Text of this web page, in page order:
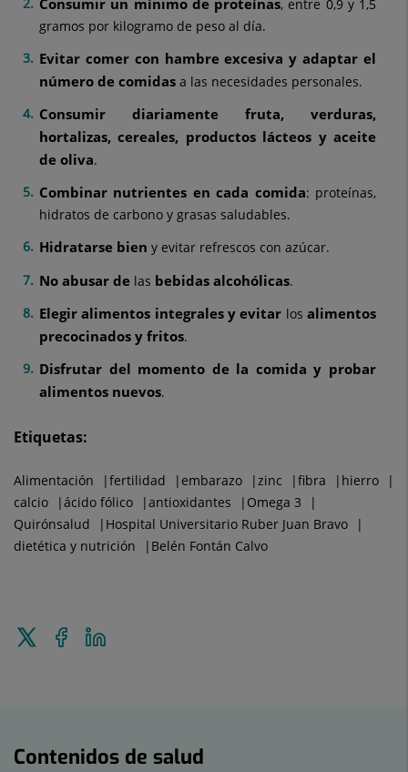
, entre 0,9 y 1,5
gramos por kilogramo de peso al día.
Evitar comer con hambre excesiva y adaptar el
número de comidas a las necesidades personales.
Consumir diariamente fruta, verduras,
hortalizas, cereales, productos lácteos y aceite
de oliva.
Combinar nutrientes en cada comida: proteínas,
hidratos de carbono y grasas saludables.
Hidratarse bien y evitar refrescos con azúcar.
No abusar de las bebidas alcohólicas.
Elegir alimentos integrales y evitar losalimentos
precocinados y fritos.
Disfrutar del momento de la comida y probar
alimentos nuevos.
Etiquetas:
Alimentación fertilidad embarazo zinc fibra
hierro
calcio
ácido fólico antioxidantes
Omega 3
Quirónsalud
Hospital Universitario Ruber Juan Bravo
dietética y nutrición
Belén Fontán Calvo
Enviar
Compartir
en
Contenidos de salud